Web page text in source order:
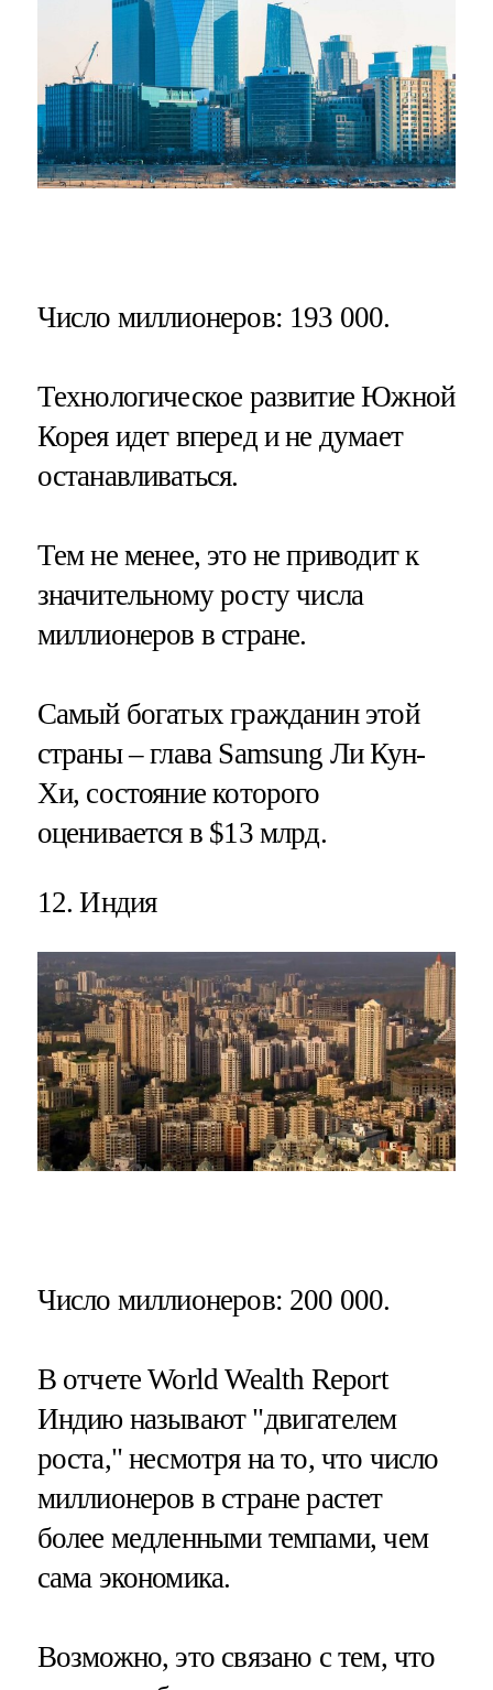
Число миллионеров: 193 000.
Технологическое развитие Южной
Корея идет вперед и не думает
останавливаться.
Тем не менее, это не приводит к
значительному росту числа
миллионеров в стране.
Самый богатых гражданин этой
страны – глава Samsung Ли Кун-
Хи, состояние которого
оценивается в $13 млрд.
12. Индия
Число миллионеров: 200 000.
В отчете World Wealth Report
Индию называют "двигателем
роста," несмотря на то, что число
миллионеров в стране растет
более медленными темпами, чем
сама экономика.
Возможно, это связано с тем, что